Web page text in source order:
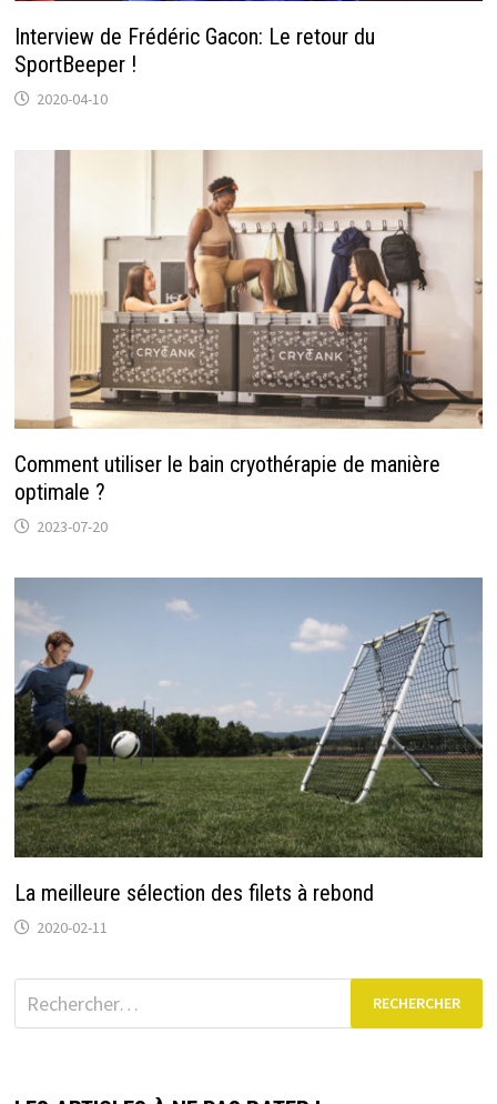
Interview de Frédéric Gacon: Le retour du
SportBeeper !
2020-04-10
Comment utiliser le bain cryothérapie de manière
optimale ?
2023-07-20
La meilleure sélection des filets à rebond
2020-02-11
Rechercher :